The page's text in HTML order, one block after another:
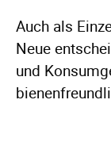
Auch als
Neue
und